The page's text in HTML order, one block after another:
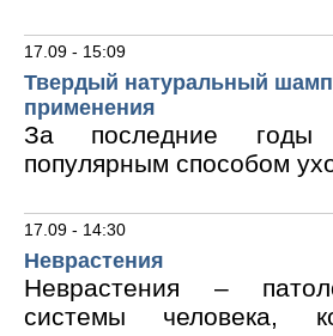
17.09 - 15:09
Твердый натуральный
применения
За последние годы
популярным способом
17.09 - 14:30
Неврастения
Неврастения –
системы человека,